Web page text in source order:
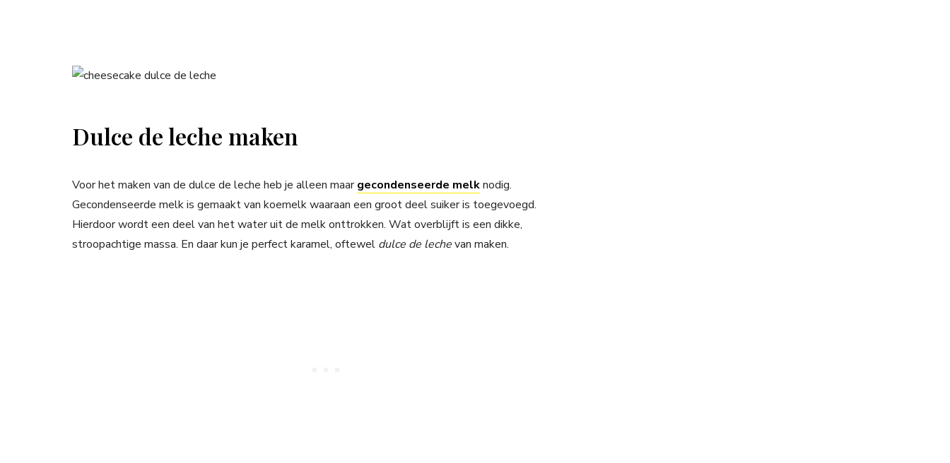
Dulce de leche maken
Voor het maken van de dulce de leche heb je alleen maargecondenseerde melknodig.
Gecondenseerde melk is gemaakt van koemelk waaraan een groot deel suiker is toegevoegd.
Hierdoor wordt een deel van het water uit de melk onttrokken. Wat overblijft is een dikke,
stroopachtige massa. En daar kun je perfect karamel, oftewel dulce de lechevan maken.